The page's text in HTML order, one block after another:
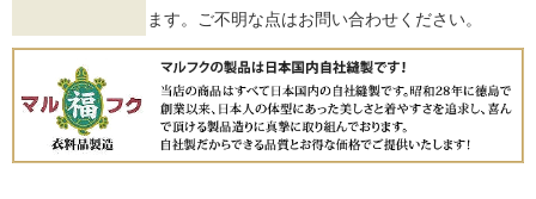
ます。ご不明な点はお問い合わせください。